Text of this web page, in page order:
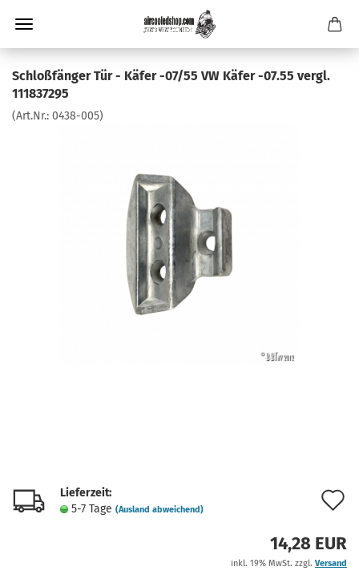
Schloßfänger Tür - Käfer -07/55 VW Käfer -07.55 vergl.
111837295
(Art.Nr.: 0438-005)
Lieferzeit:
5-7 Tage (Ausland abweichend)
14,28 EUR
inkl. 19% MwSt. zzgl. Versand